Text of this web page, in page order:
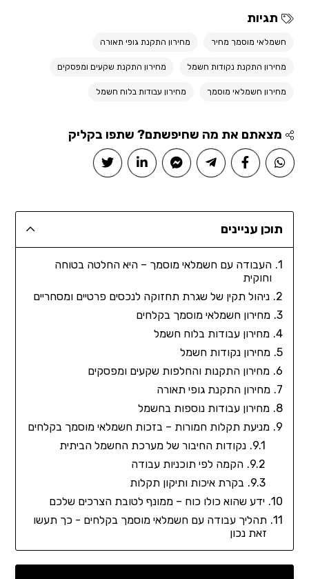
תגיות
חשמלאי מוסמך מחיר מחירון התקנת גופי תאורה
מחירון התקנת נקודות חשמל מחירון התקנת שקעים ומפסקים
מחירון חשמלאי מוסמך מחירון עבודות בלוח חשמל
מצאתם את מה שחיפשתם? שתפו בקליק
תוכן עניינים
העבודה עם חשמלאי מוסמך – היא החלטה בטוחה
וחוקית
ניהול תקין של שגרת תחזוקה לנכסים פרטיים ומסחריים
מחירון חשמלאי מוסמך בקלחים
מחירון עבודות בלוח חשמל
מחירון נקודות חשמל
מחירון התקנות והחלפות שקעים ומפסקים
מחירון התקנת גופי תאורה
מחירון עבודות נוספות בחשמל
מניעת תקלות חמורות – בזכות חשמלאי מוסמך בקלחים
נקודות החיבור של מערכת החשמל הביתית
הקמה לפי תוכניות עבודה
בקרת איכות ותיקון תקלות
ידע שהוא כולו כוח – ממונף לטובת הצרכים שלכם
תהליך עבודה עם חשמלאי מוסמך בקלחים - כך תעשו
זאת נכון